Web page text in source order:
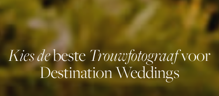
Kies debesteTrouwfotograafvoor
Destination Weddings